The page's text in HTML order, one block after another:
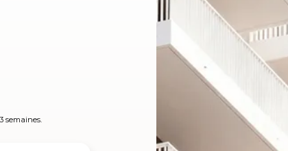
semaines.